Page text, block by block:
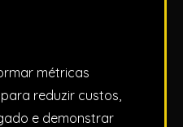
métricas
reduzir custos,
e demonstrar